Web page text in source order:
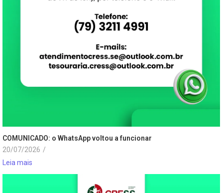
COMUNICADO: o WhatsApp voltou a funcionar
20/07/2026 /
Leia mais